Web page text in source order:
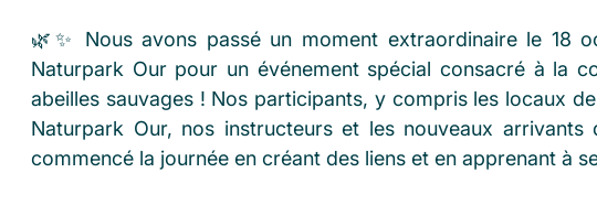
🌿✨ Nous avons passé un moment extraordinaire le 18
Naturpark Our pour un événement spécial consacré à la
abeilles sauvages ! Nos participants, y compris les locaux
Naturpark Our, nos instructeurs et les nouveaux
commencé la journée en créant des liens et en apprenant à